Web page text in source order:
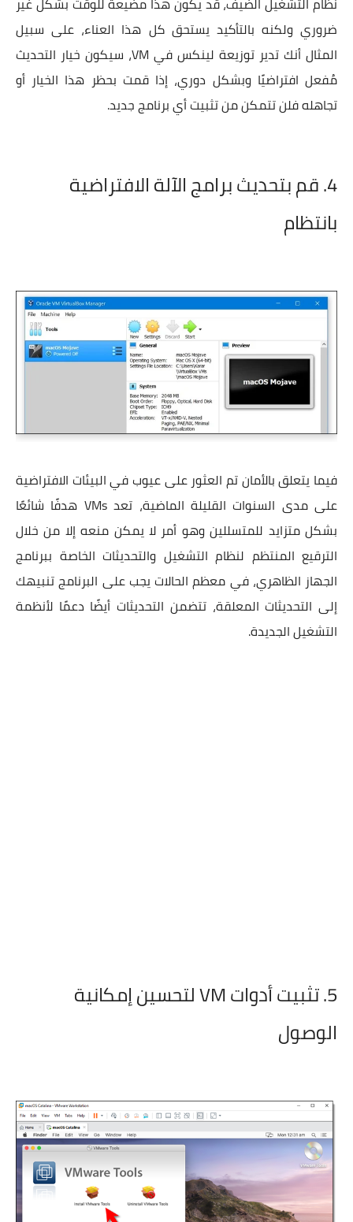
ضروري ولكنه بالتأكيد يستحق كل هذا العناء، على سبيل
المثال أنك تدير توزيعة لينكس في VM، سيكون خيار التحديث
مُفعل افتراضيًا وبشكل دوري، إذا قمت بحظر هذا الخيار أو
تجاهله فلن تتمكن من تثبيت أي برنامج جديد.
4. قم بتحديث برامج الآلة الافتراضية
بانتظام
فيما يتعلق بالأمان تم العثور على عيوب في البيئات الافتراضية
على مدى السنوات القليلة الماضية، تعد VMs هدفًا شائعًا
بشكل متزايد للمتسللين وهو أمر لا يمكن منعه إلا من خلال
الترقيع المنتظم لنظام التشغيل والتحديثات الخاصة ببرنامج
الجهاز الظاهري، في معظم الحالات يجب على البرنامج تنبيهك
إلى التحديثات المعلقة، تتضمن التحديثات أيضًا دعمًا لأنظمة
التشغيل الجديدة.
5. تثبيت أدوات VM لتحسين إمكانية
الوصول